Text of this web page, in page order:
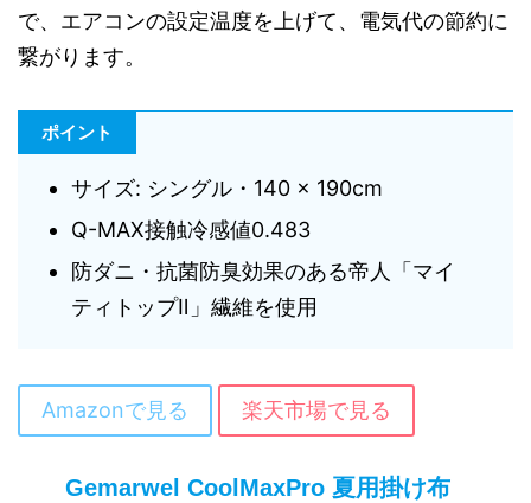
で、エアコンの設定温度を上げて、電気代の節約に
繋がります。
ポイント
サイズ: シングル・140 × 190cm
Q-MAX接触冷感値0.483
防ダニ・抗菌防臭効果のある帝人「マイ
ティトップⅡ」繊維を使用
Amazonで見る 楽天市場で見る
Gemarwel CoolMaxPro 夏用掛け布